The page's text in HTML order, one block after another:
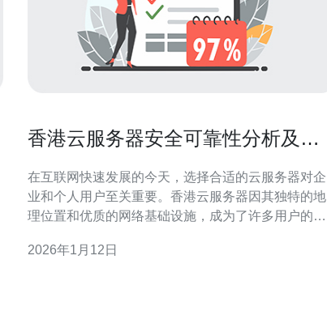
香港云服务器安全可靠性分析及用
在互联网快速发展的今天，选择合适的云服务器对企
业和个人用户至关重要。香港云服务器因其独特的地
理位置和优质的网络基础设施，成为了许多用户的首
全的使用体验，香港云服务器都能满足不同用户的需
2026年1月12日